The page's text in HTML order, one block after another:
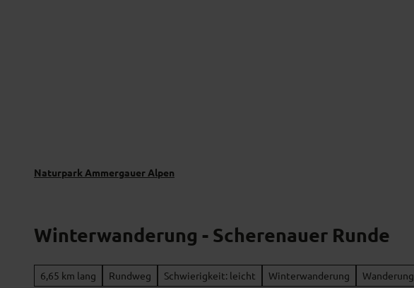
Naturpark Ammergauer Alpen
Winterwanderung - Scherenauer Runde
6,65 km lang Rundweg Schwierigkeit: leicht Winterwanderung Wanderung